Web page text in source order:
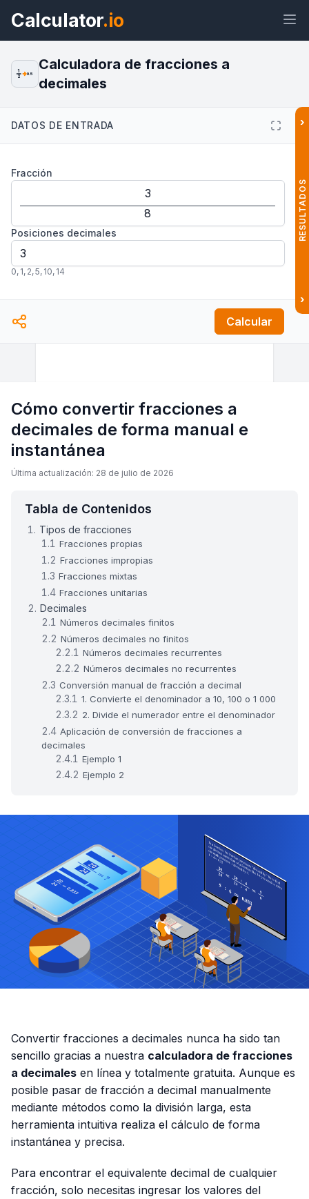
Calculator.io
Widget
1
2
0.5
Calculadora de fracciones a
decimales
DATOS DE ENTRADA
Fracción
Posiciones decimales
0, 1, 2,5, 10, 14
Calcular
›
RESULTADOS
›
Cómo convertir fracciones a
decimales de forma manual e
instantánea
Última actualización: 28 de julio de 2026
Tabla de Contenidos
Tipos de fracciones
Fracciones propias
Fracciones impropias
Fracciones mixtas
Fracciones unitarias
Decimales
Números decimales finitos
Números decimales no finitos
Números decimales recurrentes
Números decimales no recurrentes
Conversión manual de fracción a decimal
1. Convierte el denominador a 10, 100 o 1 000
2. Divide el numerador entre el denominador
Aplicación de conversión de fracciones a
decimales
Ejemplo 1
Ejemplo 2
Convertir fracciones a decimales nunca ha sido tan
sencillo gracias a nuestra calculadora de fracciones
a decimales en línea y totalmente gratuita. Aunque es
posible pasar de fracción a decimal manualmente
mediante métodos como la división larga, esta
herramienta intuitiva realiza el cálculo de forma
instantánea y precisa.
Para encontrar el equivalente decimal de cualquier
fracción, solo necesitas ingresar los valores del